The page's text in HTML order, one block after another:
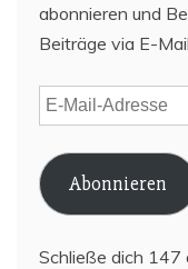
abonnieren und
Beiträge via E-
E-
Mail-
Adresse
Abonnieren
Schließe dich 147